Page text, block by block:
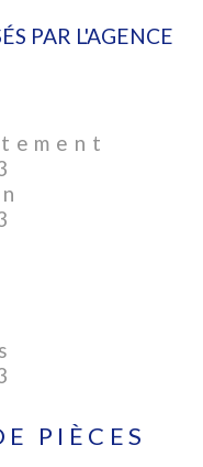
PAR L'AGENCE
PIÈCES